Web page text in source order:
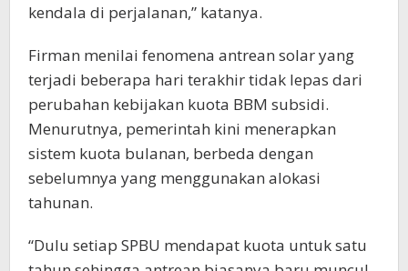
kendala di perjalanan,” katanya.
Firman menilai fenomena antrean solar yang
terjadi beberapa hari terakhir tidak lepas dari
perubahan kebijakan kuota BBM subsidi.
Menurutnya, pemerintah kini menerapkan
sistem kuota bulanan, berbeda dengan
sebelumnya yang menggunakan alokasi
tahunan.
“Dulu setiap SPBU mendapat kuota untuk satu